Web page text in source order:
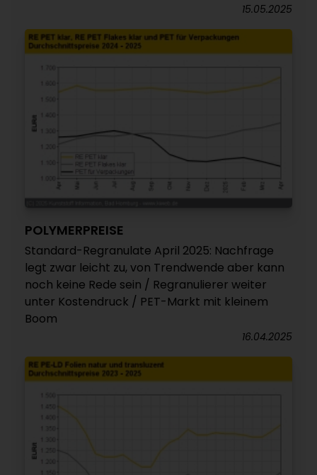
15.05.2025
POLYMERPREISE
Standard-Regranulate April 2025: Nachfrage
legt zwar leicht zu, von Trendwende aber kann
noch keine Rede sein / Regranulierer weiter
unter Kostendruck / PET-Markt mit kleinem
Boom
16.04.2025